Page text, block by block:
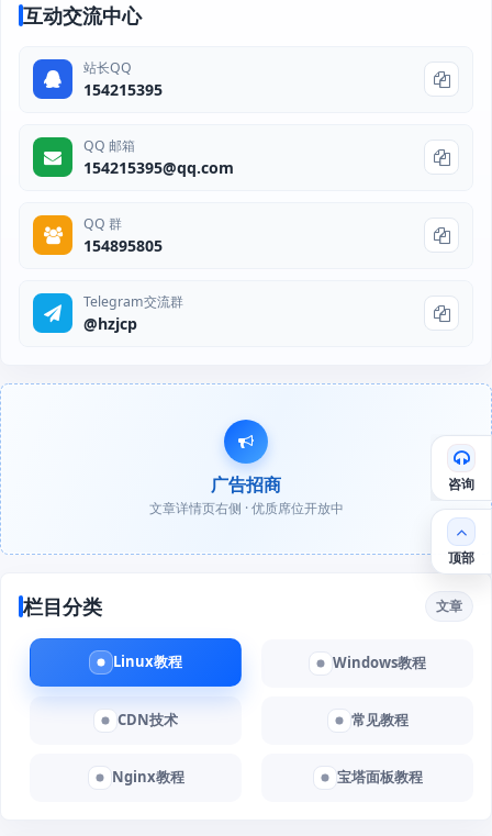
互动交流中心
站长QQ
154215395
QQ 邮箱
154215395@qq.com
QQ 群
154895805
Telegram交流群
@hzjcp
广告招商
文章详情页右侧 · 优质席位开放中
栏目分类 文章
Linux教程 Windows教程
CDN技术 常见教程
Nginx教程 宝塔面板教程
咨询
顶部